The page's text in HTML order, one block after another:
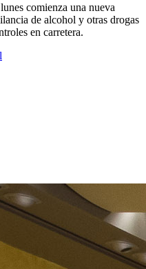
comienza una nueva
de alcohol y otras drogas
en carretera.